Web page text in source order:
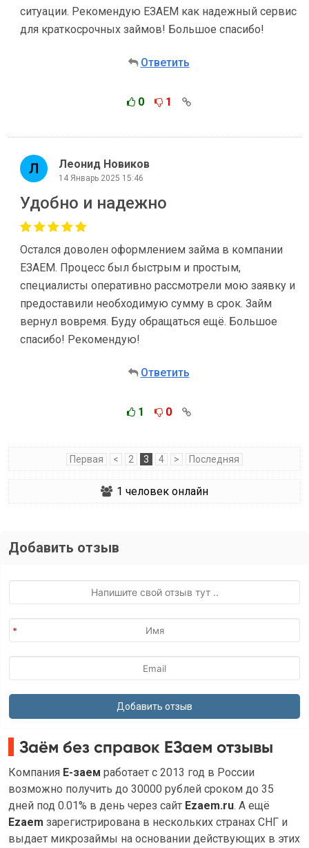
ситуации. Рекомендую ЕЗАЕМ как надежный сервис
для краткосрочных займов! Большое спасибо!
Ответить
0 1
Леонид Новиков
14 Январь 2025 15:46
Удобно и надежно
Остался доволен оформлением займа в компании
ЕЗАЕМ. Процесс был быстрым и простым,
специалисты оперативно рассмотрели мою заявку и
предоставили необходимую сумму в срок. Займ
вернул вовремя. Буду обращаться ещё. Большое
спасибо! Рекомендую!
Ответить
1 0
Первая < 2 3 4 > Последняя
1 человек онлайн
Добавить отзыв
Заём без справок ЕЗаем отзывы
Компания Е-заем работает с 2013 год в России
возможно получить до 30000 рублей сроком до 35
дней под 0.01% в день через сайт Ezaem.ru. А ещё
Ezaem зарегистрирована в нескольких странах СНГ и
выдает микрозаймы на основании действующих в этих